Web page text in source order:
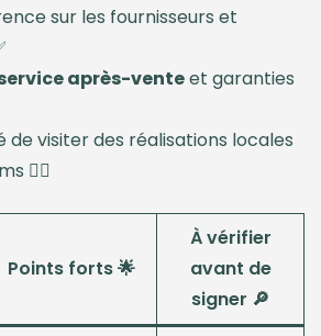
sur les fournisseurs et
après-venteet garanties
de visiter des réalisations locales
🕵️‍♂️
Points forts 🌟
À vérifier
avant de
signer 🔎